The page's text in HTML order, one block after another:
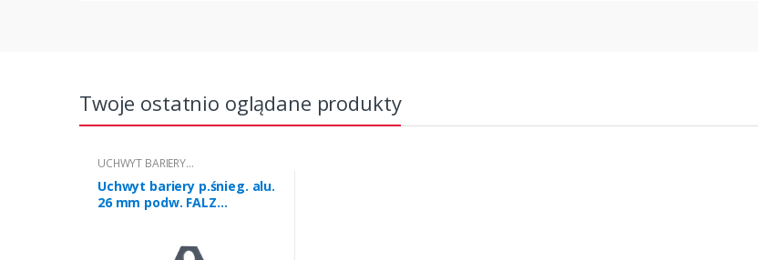
Twoje ostatnio oglądane produkty
UCHWYT BARIERY
PRZECIWŚNIEGOWEJ ALUMINIOWEJ
FALZ
Uchwyt bariery p.śnieg. alu.
26 mm podw. FALZ